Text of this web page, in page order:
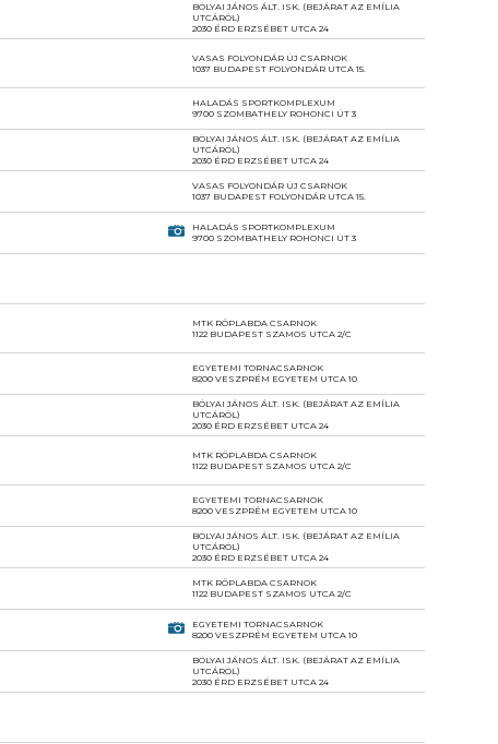
BÓLYAI JÁNOS ÁLT. ISK. (BEJÁRAT AZ EMÍLIA
UTCÁRÓL)
2030 ÉRD ERZSÉBET UTCA 24
VASAS FOLYONDÁR ÚJ CSARNOK
1037 BUDAPEST FOLYONDÁR UTCA 15.
HALADÁS SPORTKOMPLEXUM
9700 SZOMBATHELY ROHONCI ÚT 3
BÓLYAI JÁNOS ÁLT. ISK. (BEJÁRAT AZ EMÍLIA
UTCÁRÓL)
2030 ÉRD ERZSÉBET UTCA 24
VASAS FOLYONDÁR ÚJ CSARNOK
1037 BUDAPEST FOLYONDÁR UTCA 15.
HALADÁS SPORTKOMPLEXUM
9700 SZOMBATHELY ROHONCI ÚT 3
MTK RÖPLABDA CSARNOK
1122 BUDAPEST SZAMOS UTCA 2/C
EGYETEMI TORNACSARNOK
8200 VESZPRÉM EGYETEM UTCA 10
BÓLYAI JÁNOS ÁLT. ISK. (BEJÁRAT AZ EMÍLIA
UTCÁRÓL)
2030 ÉRD ERZSÉBET UTCA 24
MTK RÖPLABDA CSARNOK
1122 BUDAPEST SZAMOS UTCA 2/C
EGYETEMI TORNACSARNOK
8200 VESZPRÉM EGYETEM UTCA 10
BÓLYAI JÁNOS ÁLT. ISK. (BEJÁRAT AZ EMÍLIA
UTCÁRÓL)
2030 ÉRD ERZSÉBET UTCA 24
MTK RÖPLABDA CSARNOK
1122 BUDAPEST SZAMOS UTCA 2/C
EGYETEMI TORNACSARNOK
8200 VESZPRÉM EGYETEM UTCA 10
BÓLYAI JÁNOS ÁLT. ISK. (BEJÁRAT AZ EMÍLIA
UTCÁRÓL)
2030 ÉRD ERZSÉBET UTCA 24